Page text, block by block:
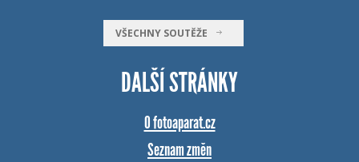
VŠECHNY SOUTĚŽE
DALŠÍ STRÁNKY
O fotoaparat.cz
Seznam změn